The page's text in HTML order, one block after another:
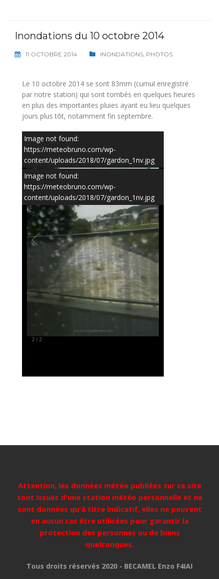
Inondations du 10 octobre 2014
11 OCTOBRE 2014 INONDATIONS, PHOTOS
Le 10 octobre 2014 se sont 83mm (cumul enregistré
par notre station) qui sont tombés en quelques heures
en plus des importantes pluies ayant eu lieu quelques
jours plus tôt, notamment fin septembre.
2 / 2
Image not found:
https://meteobruno.com/wp-
content/uploads/2018/07/gardon_1nv.jpg
Image not found:
https://meteobruno.com/wp-
content/uploads/2018/07/gardon_1nv.jpg
Attention, les données météo publiées sur ce site
sont issues d'une station météo personnelle et ne
sont données qu'à titre indicatif, elles ne peuvent
en aucun cas être utilisées pour garantir la
protection des personnes ou de biens
quelconques.
Tous droits réservés 2020 - BECAMEL Enzo F4IAI